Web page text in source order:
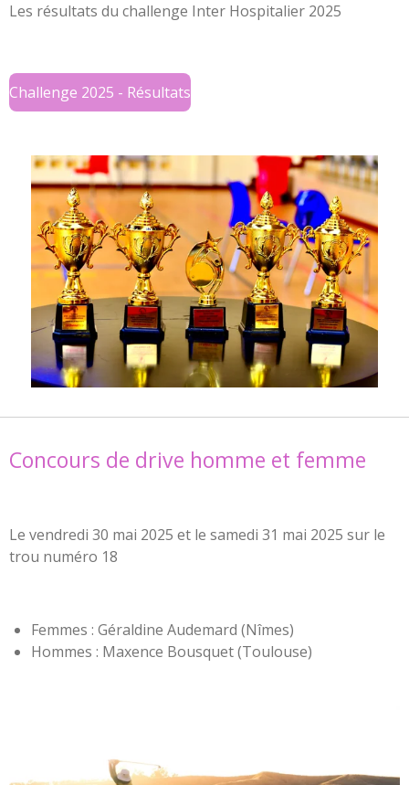
Les résultats du challenge Inter Hospitalier 2025
Challenge 2025 - Résultats
Concours de drive homme et femme
Le vendredi 30 mai 2025 et le samedi 31 mai 2025 sur le
trou numéro 18
Femmes : Géraldine Audemard (Nîmes)
Hommes : Maxence Bousquet (Toulouse)